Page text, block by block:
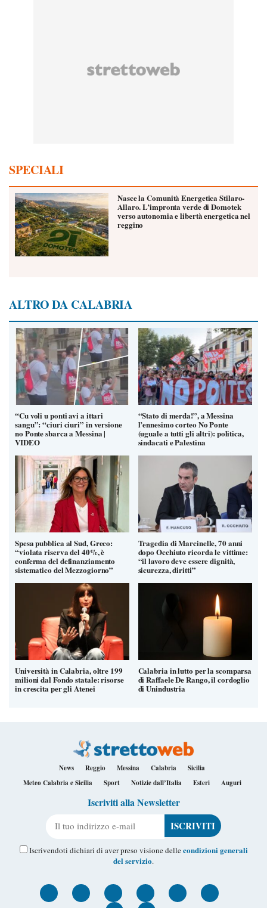
SPECIALI
Nasce la Comunità Energetica Stilaro-
Allaro. L’impronta verde di Domotek
verso autonomia e libertà energetica nel
reggino
ALTRO DA CALABRIA
“Cu voli u ponti avi a ittari
sangu”: “ciuri ciuri” in versione
no Ponte sbarca a Messina |
VIDEO
“Stato di merda!”, a Messina
l’ennesimo corteo No Ponte
(uguale a tutti gli altri): politica,
sindacati e Palestina
Spesa pubblica al Sud, Greco:
“violata riserva del 40%, è
conferma del definanziamento
sistematico del Mezzogiorno”
Tragedia di Marcinelle, 70 anni
dopo Occhiuto ricorda le vittime:
“il lavoro deve essere dignità,
sicurezza, diritti”
Università in Calabria, oltre 199
milioni dal Fondo statale: risorse
in crescita per gli Atenei
Calabria in lutto per la scomparsa
di Raffaele De Rango, il cordoglio
di Unindustria
News Reggio Messina Calabria
Sicilia
Meteo Calabria e Sicilia
Sport Notizie dall’Italia Esteri Auguri
Iscriviti alla Newsletter
Iscrivendoti dichiari di aver preso visione dellecondizioni generali
del servizio.